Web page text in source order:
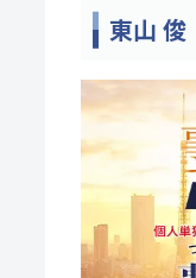
東山 俊